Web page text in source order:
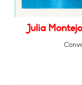
Julia